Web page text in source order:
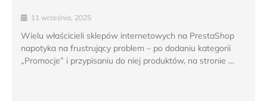
11 września, 2025
Wielu właścicieli sklepów internetowych na PrestaShop
napotyka na frustrujący problem – po dodaniu kategorii
„Promocje” i przypisaniu do niej produktów, na stronie …